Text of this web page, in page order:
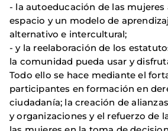
- la autoeducación de las mujeres
espacio y un modelo de
alternativo e intercultural;
- y la reelaboración de los
la comunidad pueda usar y
Todo ello se hace mediante el
participantes en formación en
ciudadanía; la creación de
y organizaciones y el refuerzo de